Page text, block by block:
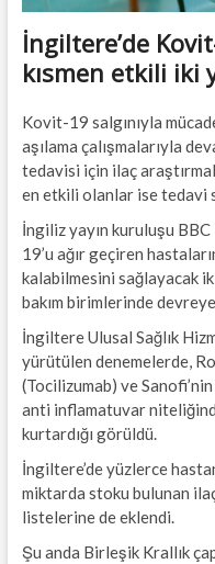
İngiltere’de
kısmen etkili iki
Kovit-19 salgınıyla
aşılama çalışmalarıyla
tedavisi için ilaç
en etkili olanlar ise tedavi
İngiliz yayın kuruluşu
19’u ağır geçiren
kalabilmesini sağlayacak
bakım birimlerinde
İngiltere Ulusal Sağlık
yürütülen denemelerde,
(Tocilizumab) ve
anti inflamatuvar
kurtardığı görüldü.
İngiltere’de yüzlerce
miktarda stoku bulunan
listelerine de eklendi.
Şu anda Birleşik Krallık